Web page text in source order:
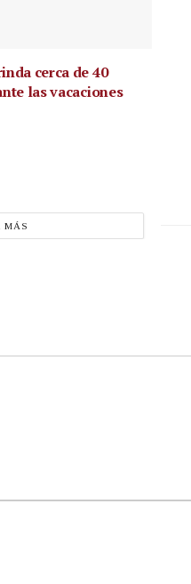
cerca de 40
las vacaciones
MÁS